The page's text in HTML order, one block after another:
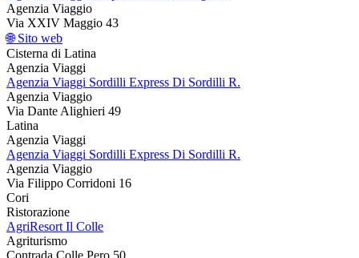
Agenzia Viaggio
Via XXIV Maggio 43
🌐 Sito web
Cisterna di Latina
Agenzia Viaggi
Agenzia Viaggi Sordilli Express Di Sordilli R.
Agenzia Viaggio
Via Dante Alighieri 49
Latina
Agenzia Viaggi
Agenzia Viaggi Sordilli Express Di Sordilli R.
Agenzia Viaggio
Via Filippo Corridoni 16
Cori
Ristorazione
AgriResort Il Colle
Agriturismo
Contrada Colle Pero 50